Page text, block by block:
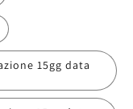
15gg data